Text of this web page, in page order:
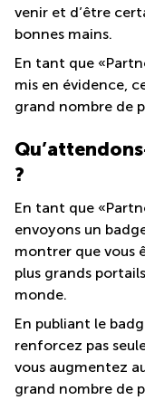
venir et d’être
bonnes mains.
En tant que
mis en évidence,
grand nombre de
?
En tant que
envoyons un
montrer que vous
plus grands
monde.
En publiant le
renforcez pas
vous augmentez
grand nombre de